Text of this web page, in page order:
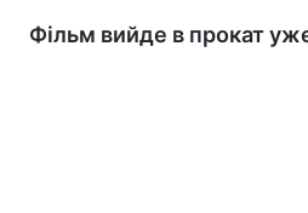
Фільм вийде в прокат